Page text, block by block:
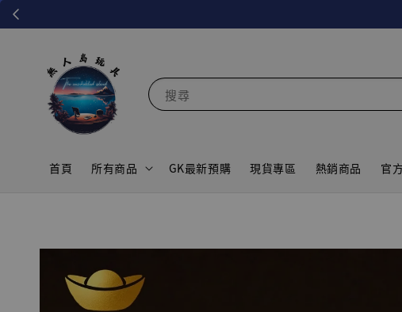
搜尋
首頁 所有商品 GK最新預購 現貨專區 熱銷商品 官